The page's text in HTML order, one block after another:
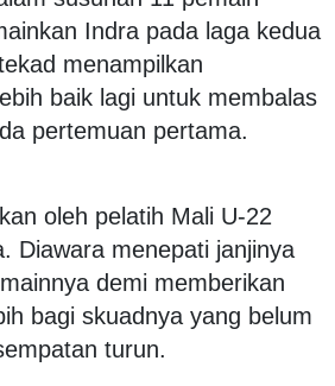
Indra pada laga kedua
menampilkan
baik lagi untuk membalas
pertemuan pertama.
oleh pelatih Mali U-22
Diawara menepati janjinya
demi memberikan
bagi skuadnya yang belum
turun.